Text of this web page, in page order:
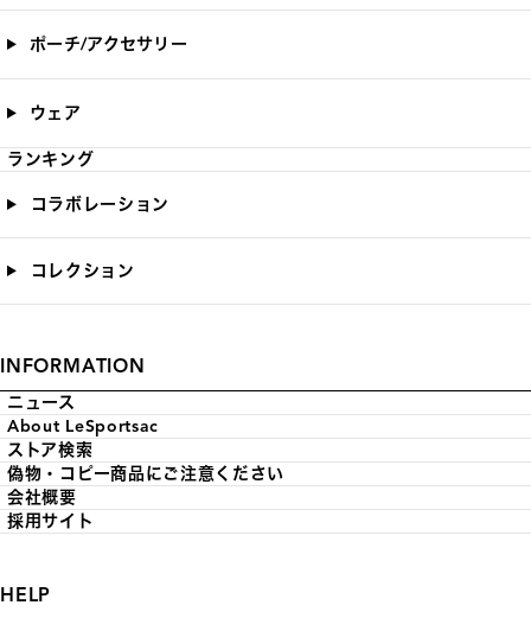
ポーチ/アクセサリー
ウェア
ランキング
コラボレーション
コレクション
INFORMATION
ニュース
About LeSportsac
ストア検索
偽物・コピー商品にご注意ください
会社概要
採用サイト
HELP